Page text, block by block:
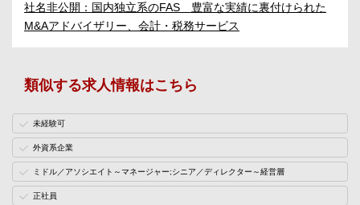
社名非公開：国内独立系のFAS 豊富な実績に裏付けられた
M&Aアドバイザリー、会計・税務サービス
類似する求人情報はこちら
未経験可
外資系企業
ミドル／アソシエイト～マネージャー;シニア／ディレクター～経営層
正社員